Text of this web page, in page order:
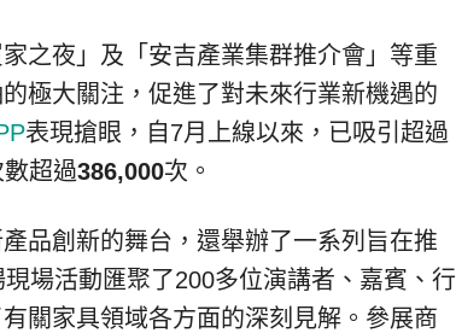
之夜」及「安吉產業集群推介會」等重
極大關注，促進了對未來行業新機遇的
表現搶眼，自7月上線以來，已吸引超過
超過386,000次。
品創新的舞台，還舉辦了一系列旨在推
場活動匯聚了200多位演講者、嘉賓、行
關家具領域各方面的深刻見解。參展商